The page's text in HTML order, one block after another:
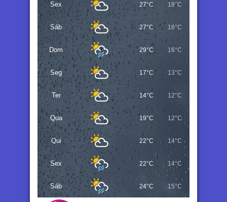
Sex 27°C 18°C
Sáb 27°C 16°C
Dom 29°C 16°C
Seg 17°C 13°C
Ter 14°C 12°C
Qua 19°C 12°C
Qui 22°C 14°C
Sex 22°C 14°C
Sáb 24°C 15°C